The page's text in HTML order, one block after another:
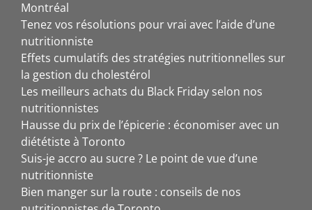
Montréal
Tenez vos résolutions pour vrai avec l’aide d’une
nutritionniste
Effets cumulatifs des stratégies nutritionnelles sur
la gestion du cholestérol
Les meilleurs achats du Black Friday selon nos
nutritionnistes
Hausse du prix de l’épicerie : économiser avec un
diététiste à Toronto
Suis-je accro au sucre ? Le point de vue d’une
nutritionniste
Bien manger sur la route : conseils de nos